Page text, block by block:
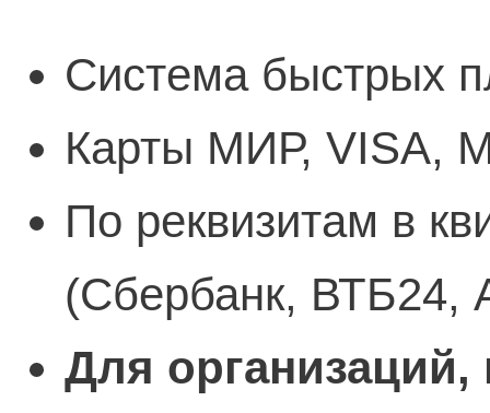
Система быстрых
Карты МИР, VISA,
По реквизитам в
(Сбербанк, ВТБ24,
Для